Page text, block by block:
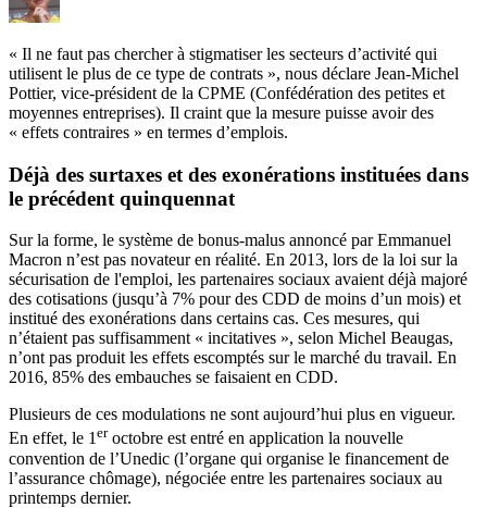
« Il ne faut pas chercher à stigmatiser les secteurs d’activité qui
utilisent le plus de ce type de contrats », nous déclare Jean-Michel
Pottier, vice-président de la CPME (Confédération des petites et
moyennes entreprises). Il craint que la mesure puisse avoir des
« effets contraires » en termes d’emplois.
Déjà des surtaxes et des exonérations instituées dans
le précédent quinquennat
Sur la forme, le système de bonus-malus annoncé par Emmanuel
Macron n’est pas novateur en réalité. En 2013, lors de la loi sur la
sécurisation de l'emploi, les partenaires sociaux avaient déjà majoré
des cotisations (jusqu’à 7% pour des CDD de moins d’un mois) et
institué des exonérations dans certains cas. Ces mesures, qui
n’étaient pas suffisamment « incitatives », selon Michel Beaugas,
n’ont pas produit les effets escomptés sur le marché du travail. En
2016, 85% des embauches se faisaient en CDD.
Plusieurs de ces modulations ne sont aujourd’hui plus en vigueur.
En effet, le 1eroctobre est entré en application la nouvelle
convention de l’Unedic (l’organe qui organise le financement de
l’assurance chômage), négociée entre les partenaires sociaux au
printemps dernier.